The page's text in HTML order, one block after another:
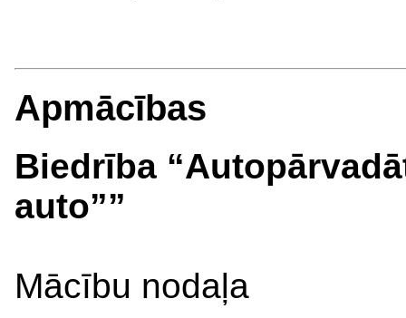
Apmācības
Biedrība
auto””
Mācību nodaļa